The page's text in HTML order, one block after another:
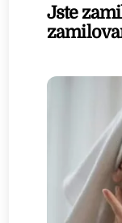
Jste